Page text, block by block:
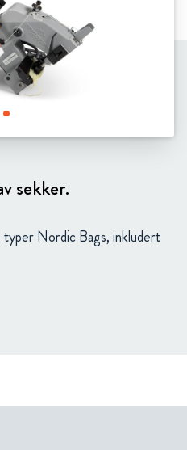
sekker.
typer Nordic Bags, inkludert